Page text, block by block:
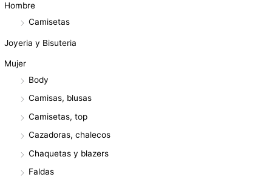
Hombre
Camisetas
Joyeria y Bisuteria
Mujer
Body
Camisas, blusas
Camisetas, top
Cazadoras, chalecos
Chaquetas y blazers
Faldas